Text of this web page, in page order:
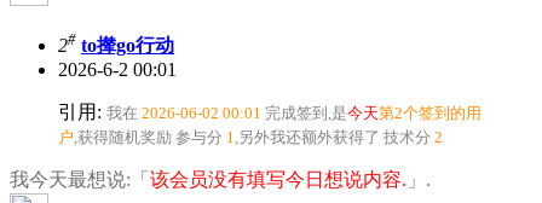
2# to撵go行动
2026-6-2 00:01
引用: 我在 2026-06-02 00:01 完成签到,是今天第2个签到的用
户,获得随机奖励 参与分 1,另外我还额外获得了 技术分 2
我今天最想说:「 该会员没有填写今日想说内容. 」.